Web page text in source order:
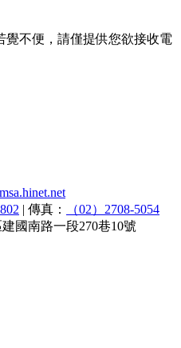
不便，請僅提供您欲接收電
| 傳真：
（02）2708-5054
國南路一段270巷10號